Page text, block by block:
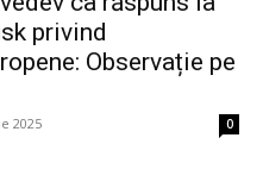
privind
Observație pe
2025 0